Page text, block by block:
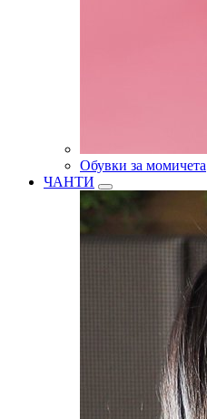
Обувки за момичета
ЧАНТИ